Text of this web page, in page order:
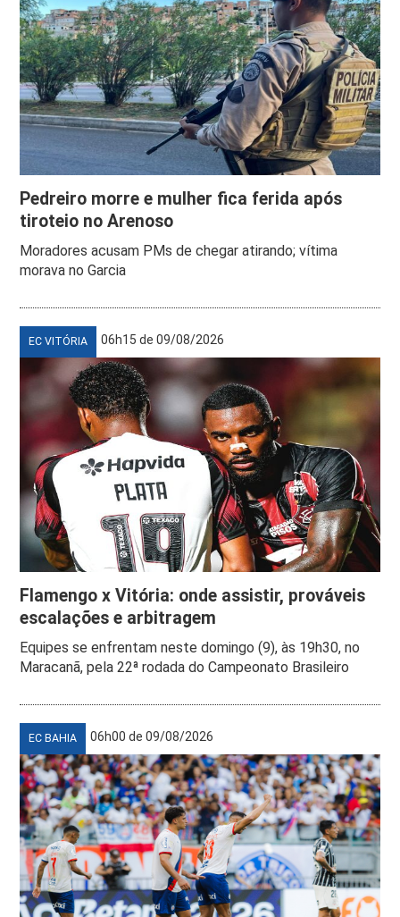
Pedreiro morre e mulher fica ferida após
tiroteio no Arenoso
Moradores acusam PMs de chegar atirando; vítima
morava no Garcia
EC VITÓRIA 06h15 de 09/08/2026
Flamengo x Vitória: onde assistir, prováveis
escalações e arbitragem
Equipes se enfrentam neste domingo (9), às 19h30, no
Maracanã, pela 22ª rodada do Campeonato Brasileiro
EC BAHIA 06h00 de 09/08/2026